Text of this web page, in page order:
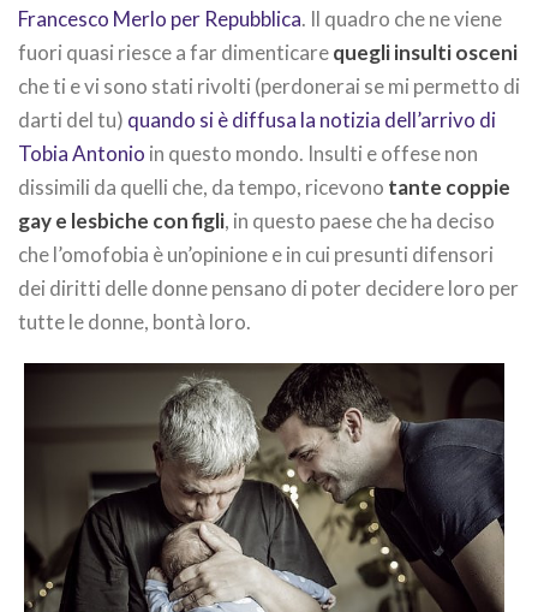
Francesco Merlo per Repubblica. Il quadro che ne viene
fuori quasi riesce a far dimenticarequegli insulti osceni
che ti e vi sono stati rivolti (perdonerai se mi permetto di
darti del tu) quando si è diffusa la notizia dell’arrivo di
Tobia Antonio in questo mondo. Insulti e offese non
dissimili da quelli che, da tempo, ricevono tante coppie
gay e lesbiche con figli, in questo paese che ha deciso
che l’omofobia è un’opinione e in cui presunti difensori
dei diritti delle donne pensano di poter decidere loro per
tutte le donne, bontà loro.